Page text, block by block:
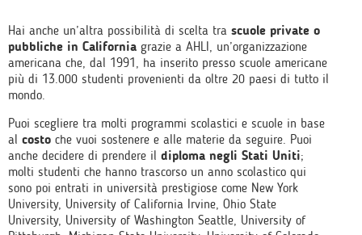
Hai anche un’altra possibilità di scelta tra scuole private o
pubbliche in California grazie a AHLI, un’organizzazione
americana che, dal 1991, ha inserito presso scuole americane
più di 13.000 studenti provenienti da oltre 20 paesi di tutto il
mondo.
Puoi scegliere tra molti programmi scolastici e scuole in base
al costo che vuoi sostenere e alle materie da seguire. Puoi
anche decidere di prendere il diploma negli Stati Uniti;
molti studenti che hanno trascorso un anno scolastico qui
sono poi entrati in università prestigiose come New York
University, University of California Irvine, Ohio State
University, University of Washington Seattle, University of